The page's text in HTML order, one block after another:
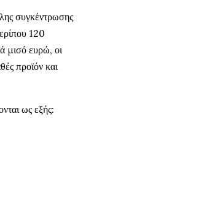
συγκέντρωσης
120
μισό ευρώ, οι
προϊόν και
ως εξής: